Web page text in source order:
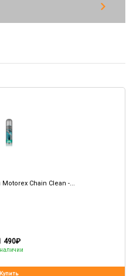
Chain Clean -...
490₽